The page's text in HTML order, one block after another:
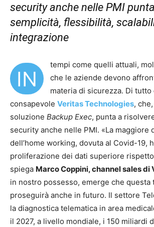
security anche nelle PMI
semplicità, flessibilità,
integrazione
IN
tempi come quelli attuali,
che le aziende devono
materia di sicurezza. Di tutto
consapevole Veritas Technologies,
soluzione Backup Exec, punta a
security anche nelle PMI. «La maggiore
dell’home working, dovuta al Covid-19,
proliferazione dei dati superiore
spiega Marco Coppini, channel sales di
in nostro possesso, emerge che questa
proseguirà anche in futuro. Il settore
la diagnostica telematica in area
il 2027, a livello mondiale, i 150 miliardi